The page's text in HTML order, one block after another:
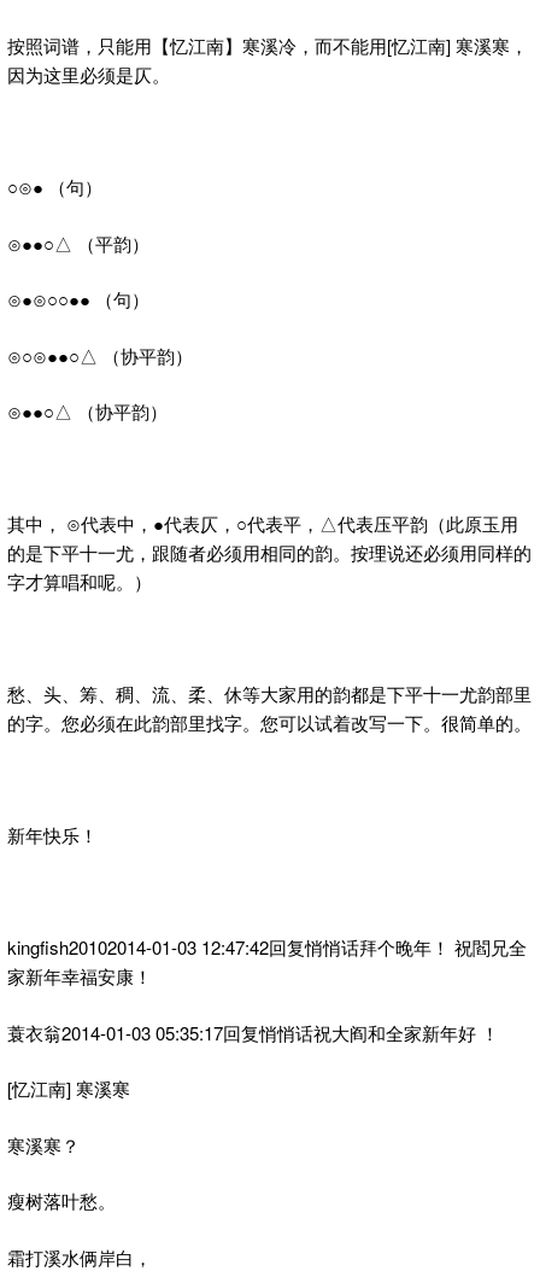
按照词谱，只能用【忆江南】寒溪冷，而不能用[忆江南] 寒溪寒，
因为这里必须是仄。
○⊙● （句）
⊙●●○△ （平韵）
⊙●⊙○○●● （句）
⊙○⊙●●○△ （协平韵）
⊙●●○△ （协平韵）
其中， ⊙代表中，●代表仄，○代表平，△代表压平韵（此原玉用
的是下平十一尤，跟随者必须用相同的韵。按理说还必须用同样的
字才算唱和呢。）
愁、头、筹、稠、流、柔、休等大家用的韵都是下平十一尤韵部里
的字。您必须在此韵部里找字。您可以试着改写一下。很简单的。
新年快乐！
kingfish20102014-01-03 12:47:42回复悄悄话拜个晚年！ 祝閻兄全
家新年幸福安康！
蓑衣翁2014-01-03 05:35:17回复悄悄话祝大阎和全家新年好 ！
[忆江南] 寒溪寒
寒溪寒？
瘦树落叶愁。
霜打溪水俩岸白，